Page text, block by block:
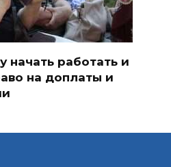
начать работать и
на доплаты и